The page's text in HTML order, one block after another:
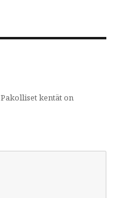
Pakolliset kentät on